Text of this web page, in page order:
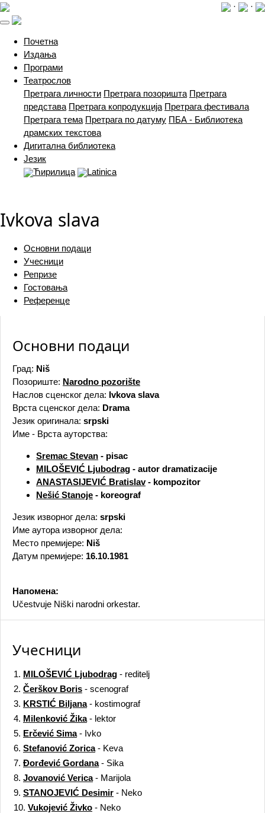
· ·
Почетна(current)
Издања
Програми
Театрослов
Претрага личности Претрага позоришта Претрага
представа Претрага копродукција Претрага фестивала
Претрага тема Претрага по датуму ПБА - Библиотека
драмских текстова
Дигитална библиотека
Језик
Ћирилица
Latinica
Ivkova slava
Основни подаци
Учесници
Репризе
Гостовања
Референце
Основни подаци
Град: Niš
Позориште: Narodno pozorište
Наслов сценског дела: Ivkova slava
Врста сценског дела: Drama
Језик оригинала: srpski
Име - Врста ауторства:
Sremac Stevan - pisac
MILOŠEVIĆ Ljubodrag - autor dramatizacije
ANASTASIJEVIĆ Bratislav- kompozitor
Nešić Stanoje - koreograf
Језик изворног дела: srpski
Име аутора изворног дела:
Место премијере: Niš
Датум премијере: 16.10.1981
Напомена:
Učestvuje Niški narodni orkestar.
Учесници
1. MILOŠEVIĆ Ljubodrag - reditelj
2. Čerškov Boris - scenograf
3. KRSTIĆ Biljana- kostimograf
4. Milenković Žika- lektor
5. Erčević Sima- Ivko
6. Stefanović Zorica- Keva
7. Đorđević Gordana- Sika
8. Jovanović Verica- Marijola
9. STANOJEVIĆ Desimir - Neko
10. Vukojević Živko - Neko